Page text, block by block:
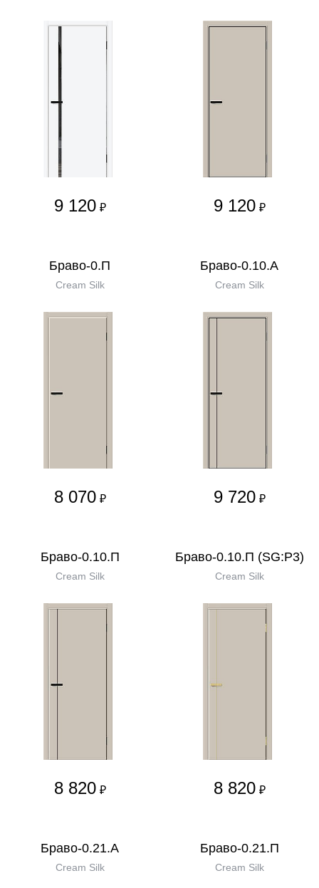
9 120 ₽ 9 120 ₽
Браво-0.П
Cream Silk
8 070 ₽
Браво-0.10.А
Cream Silk
9 720 ₽
Браво-0.10.П
Cream Silk
8 820 ₽
Браво-0.10.П (SG:P3)
Cream Silk
8 820 ₽
Браво-0.21.А
Cream Silk
Браво-0.21.П
Cream Silk